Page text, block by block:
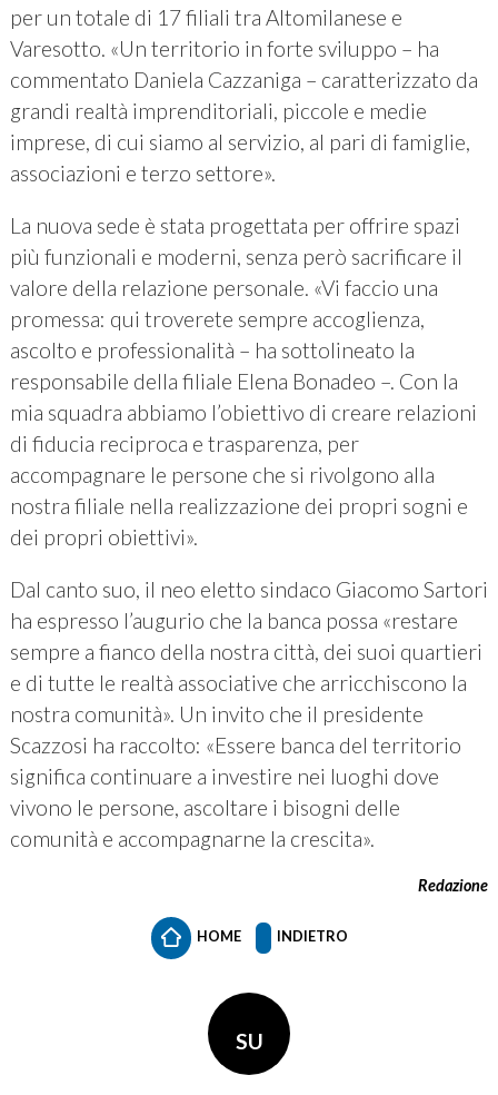
per un totale di 17 filiali tra Altomilanese e
Varesotto. «Un territorio in forte sviluppo – ha
commentato Daniela Cazzaniga – caratterizzato da
grandi realtà imprenditoriali, piccole e medie
imprese, di cui siamo al servizio, al pari di famiglie,
associazioni e terzo settore».
La nuova sede è stata progettata per offrire spazi
più funzionali e moderni, senza però sacrificare il
valore della relazione personale. «Vi faccio una
promessa: qui troverete sempre accoglienza,
ascolto e professionalità – ha sottolineato la
responsabile della filiale Elena Bonadeo –. Con la
mia squadra abbiamo l’obiettivo di creare relazioni
di fiducia reciproca e trasparenza, per
accompagnare le persone che si rivolgono alla
nostra filiale nella realizzazione dei propri sogni e
dei propri obiettivi».
Dal canto suo, il neo eletto sindaco Giacomo Sartori
ha espresso l’augurio che la banca possa «restare
sempre a fianco della nostra città, dei suoi quartieri
e di tutte le realtà associative che arricchiscono la
nostra comunità». Un invito che il presidente
Scazzosi ha raccolto: «Essere banca del territorio
significa continuare a investire nei luoghi dove
vivono le persone, ascoltare i bisogni delle
comunità e accompagnarne la crescita».
Redazione
HOME INDIETRO
SU